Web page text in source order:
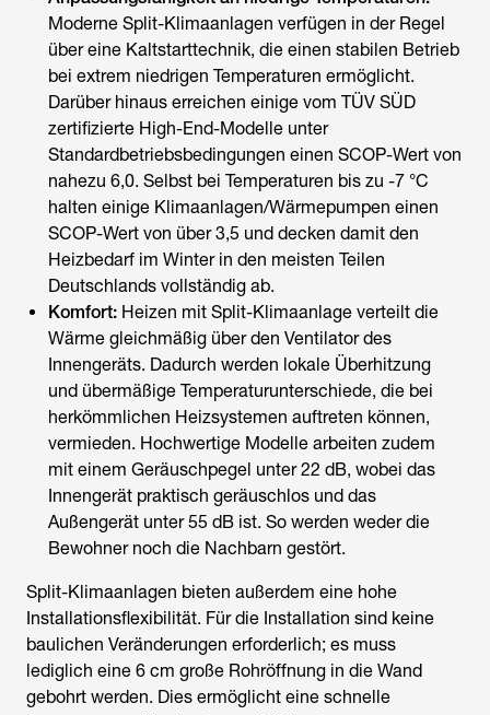
Moderne Split-Klimaanlagen verfügen in der Regel
über eine Kaltstarttechnik, die einen stabilen Betrieb
bei extrem niedrigen Temperaturen ermöglicht.
Darüber hinaus erreichen einige vom TÜV SÜD
zertifizierte High-End-Modelle unter
Standardbetriebsbedingungen einen SCOP-Wert von
nahezu 6,0. Selbst bei Temperaturen bis zu -7 °C
halten einige Klimaanlagen/Wärmepumpen einen
SCOP-Wert von über 3,5 und decken damit den
Heizbedarf im Winter in den meisten Teilen
Deutschlands vollständig ab.
Komfort: Heizen mit Split-Klimaanlage verteilt die
Wärme gleichmäßig über den Ventilator des
Innengeräts. Dadurch werden lokale Überhitzung
und übermäßige Temperaturunterschiede, die bei
herkömmlichen Heizsystemen auftreten können,
vermieden. Hochwertige Modelle arbeiten zudem
mit einem Geräuschpegel unter 22 dB, wobei das
Innengerät praktisch geräuschlos und das
Außengerät unter 55 dB ist. So werden weder die
Bewohner noch die Nachbarn gestört.
Split-Klimaanlagen bieten außerdem eine hohe
Installationsflexibilität. Für die Installation sind keine
baulichen Veränderungen erforderlich; es muss
lediglich eine 6 cm große Rohröffnung in die Wand
gebohrt werden. Dies ermöglicht eine schnelle